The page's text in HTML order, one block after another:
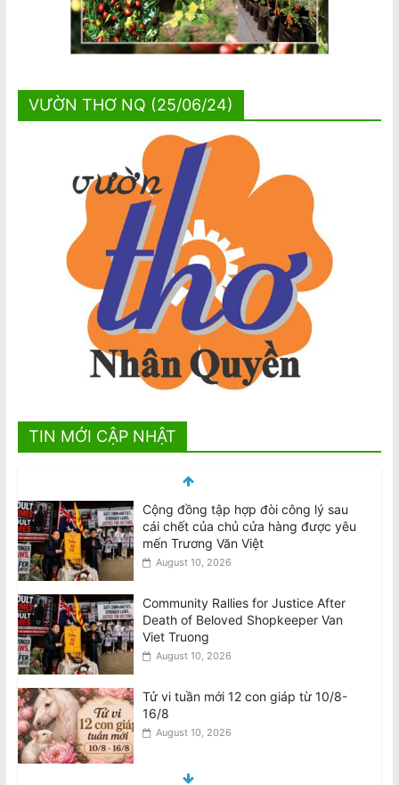
VƯỜN THƠ NQ (25/06/24)
TIN MỚI CẬP NHẬT
Cộng đồng tập hợp đòi công lý sau
cái chết của chủ cửa hàng được yêu
mến Trương Văn Việt
August 10, 2026
Community Rallies for Justice After
Death of Beloved Shopkeeper Van
Viet Truong
August 10, 2026
Tử vi tuần mới 12 con giáp từ 10/8-
16/8
August 10, 2026